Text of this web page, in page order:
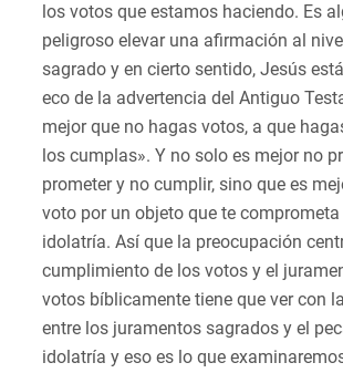
los votos que estamos haciendo. Es
peligroso elevar una afirmación al
sagrado y en cierto sentido, Jesús
eco de la advertencia del Antiguo
mejor que no hagas votos, a que
los cumplas». Y no solo es mejor no
prometer y no cumplir, sino que es
voto por un objeto que te
idolatría. Así que la preocupación
cumplimiento de los votos y el
votos bíblicamente tiene que ver con
entre los juramentos sagrados y el
idolatría y eso es lo que